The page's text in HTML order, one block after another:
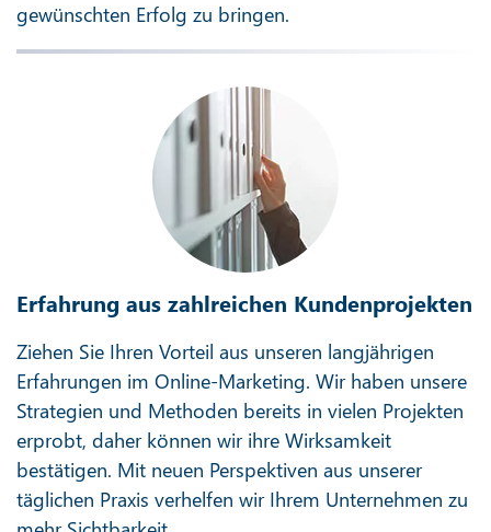
gewünschten Erfolg zu bringen.
Erfahrung aus zahlreichen Kundenprojekten
Ziehen Sie Ihren Vorteil aus unseren langjährigen
Erfahrungen im Online-Marketing. Wir haben unsere
Strategien und Methoden bereits in vielen Projekten
erprobt, daher können wir ihre Wirksamkeit
bestätigen. Mit neuen Perspektiven aus unserer
täglichen Praxis verhelfen wir Ihrem Unternehmen zu